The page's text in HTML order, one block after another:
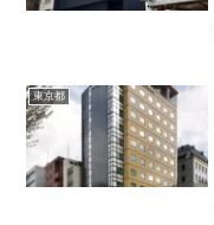
東京都